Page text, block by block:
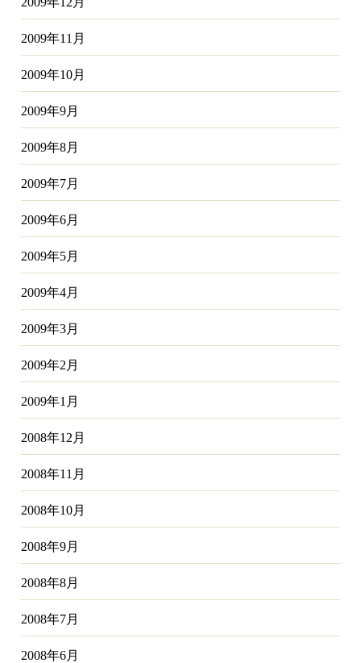
2009年11月
2009年10月
2009年9月
2009年8月
2009年7月
2009年6月
2009年5月
2009年4月
2009年3月
2009年2月
2009年1月
2008年12月
2008年11月
2008年10月
2008年9月
2008年8月
2008年7月
2008年6月